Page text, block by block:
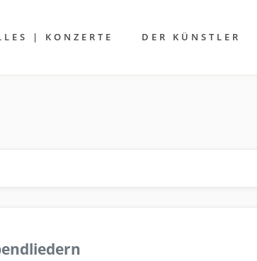
| KONZERTE DER KÜNSTLER